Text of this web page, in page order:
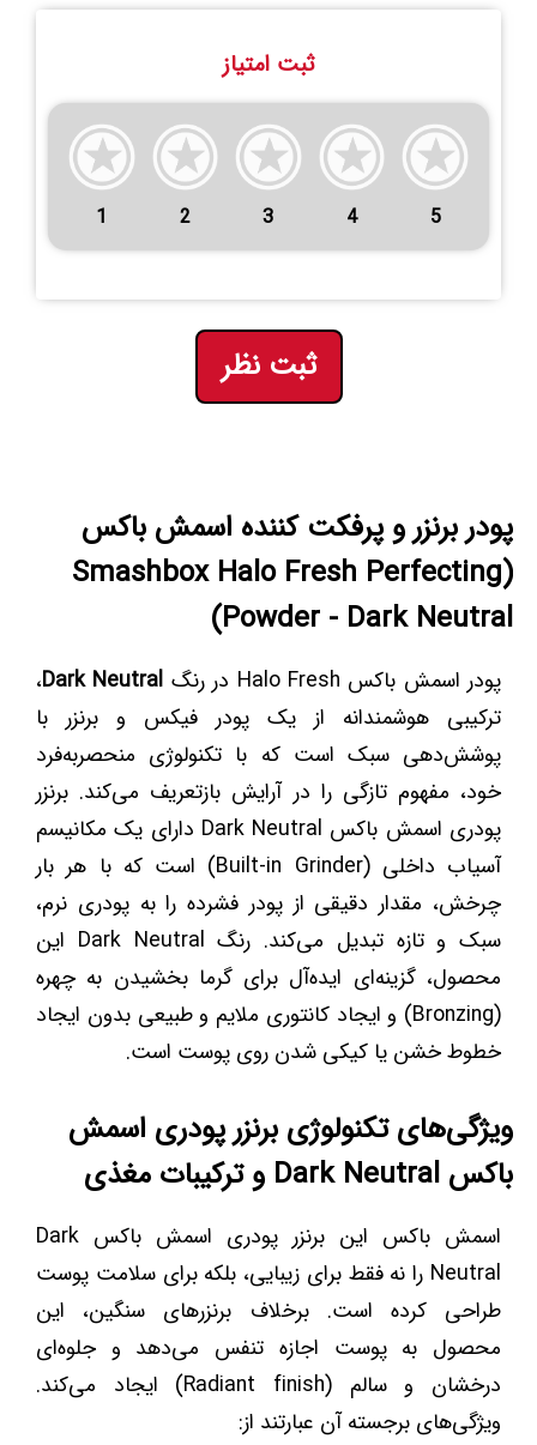
ثبت امتیاز
1 2 3 4 5
ثبت نظر
پودر برنزر و پرفکت کننده اسمش باکس
(Smashbox Halo Fresh Perfecting
Powder - Dark Neutral)
پودر اسمش باکس Halo Fresh در رنگ Dark Neutral،
ترکیبی هوشمندانه از یک پودر فیکس و برنزر با
پوشش‌دهی سبک است که با تکنولوژی منحصربه‌فرد
خود، مفهوم تازگی را در آرایش بازتعریف می‌کند. برنزر
پودری اسمش باکس Dark Neutral دارای یک مکانیسم
آسیاب داخلی (Built-in Grinder) است که با هر بار
چرخش، مقدار دقیقی از پودر فشرده را به پودری نرم،
سبک و تازه تبدیل می‌کند. رنگ Dark Neutral این
محصول، گزینه‌ای ایده‌آل برای گرما بخشیدن به چهره
(Bronzing) و ایجاد کانتوری ملایم و طبیعی بدون ایجاد
خطوط خشن یا کیکی شدن روی پوست است.
ویژگی‌های تکنولوژی برنزر پودری اسمش
باکس Dark Neutral و ترکیبات مغذی
اسمش باکس این برنزر پودری اسمش باکس Dark
Neutral را نه فقط برای زیبایی، بلکه برای سلامت پوست
طراحی کرده است. برخلاف برنزرهای سنگین، این
محصول به پوست اجازه تنفس می‌دهد و جلوه‌ای
درخشان و سالم (Radiant finish) ایجاد می‌کند.
ویژگی‌های برجسته آن عبارتند از: